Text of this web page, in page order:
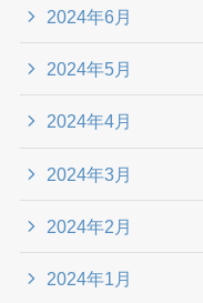
2024年6月
2024年5月
2024年4月
2024年3月
2024年2月
2024年1月